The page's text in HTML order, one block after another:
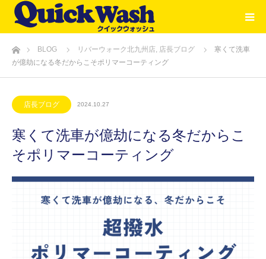
ホームBLOG リバーウォーク北九州店, 店長ブログ
寒くて洗車
が億劫になる冬だからこそポリマーコーティング
店長ブログ 2024.10.27
寒くて洗車が億劫になる冬だからこ
そポリマーコーティング